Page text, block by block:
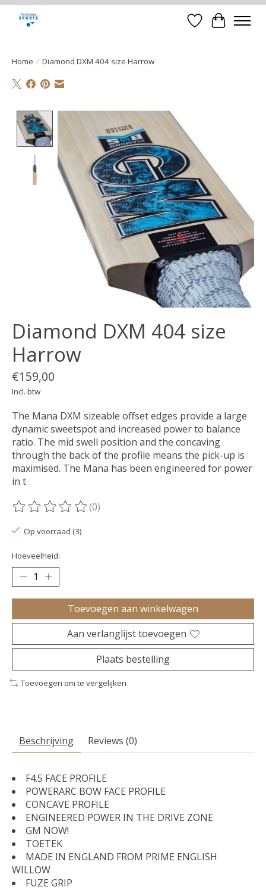
Verlanglijst
Home / Diamond DXM 404 size Harrow
Product image slideshow Items
Diamond DXM 404 size
Harrow
€159,00
Incl. btw
The Mana DXM sizeable offset edges provide a large
dynamic sweetspot and increased power to balance
ratio. The mid swell position and the concaving
through the back of the profile means the pick-up is
maximised. The Mana has been engineered for power
in t
De beoordeling van dit product is
(0)
Op voorraad (3)
Hoeveelheid:
Toevoegen aan winkelwagen
Aan verlanglijst toevoegen
Plaats bestelling
Toevoegen om te vergelijken
Beschrijving Reviews (0)
F4.5 FACE PROFILE
POWERARC BOW FACE PROFILE
CONCAVE PROFILE
ENGINEERED POWER IN THE DRIVE ZONE
GM NOW!
TOETEK
MADE IN ENGLAND FROM PRIME ENGLISH
WILLOW
FUZE GRIP